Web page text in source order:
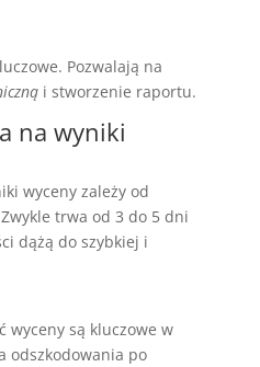
Pozwalają na
i stworzenie raportu.
na wyniki
wyceny zależy od
trwa od 3 do 5 dni
dążą do szybkiej i
wyceny są kluczowe w
odszkodowania po